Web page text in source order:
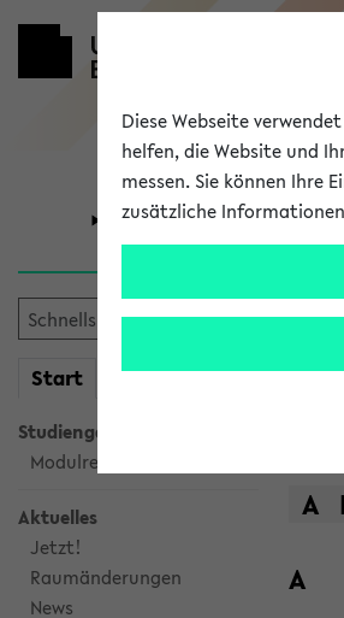
Universität
Start meineKVV
Studiengangsauswahl
Modulrecherche
Aktuelles
Jetzt!
Raumänderungen
News
A
A
Diese Webseite
helfen, die Website und
messen. Sie können Ihre
zusätzliche